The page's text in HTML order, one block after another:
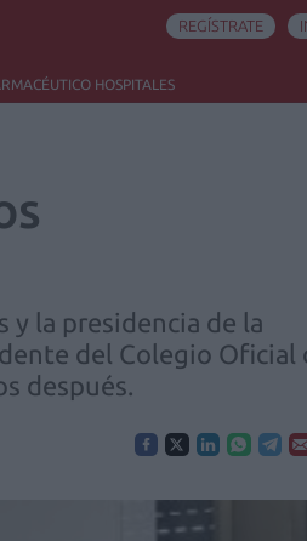
HOSPITALES
REGÍSTRATE
y la presidencia de la
del Colegio Oficial
después.